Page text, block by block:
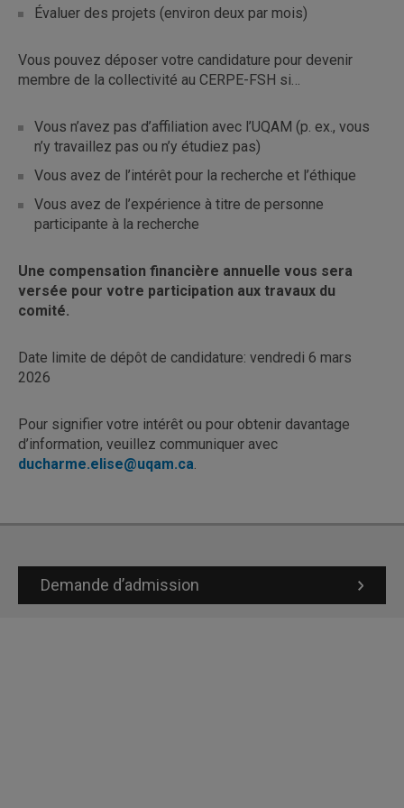
Évaluer des projets (environ deux par mois)
Vous pouvez déposer votre candidature pour devenir
membre de la collectivité au CERPE-FSH si…
Vous n’avez pas d’affiliation avec l’UQAM (p. ex., vous
n’y travaillez pas ou n’y étudiez pas)
Vous avez de l’intérêt pour la recherche et l’éthique
Vous avez de l’expérience à titre de personne
participante à la recherche
Une compensation financière annuelle vous sera
versée pour votre participation aux travaux du
comité.
Date limite de dépôt de candidature: vendredi 6 mars
2026
Pour signifier votre intérêt ou pour obtenir davantage
d’information, veuillez communiquer avec
ducharme.elise@uqam.ca.
Demande d’admission